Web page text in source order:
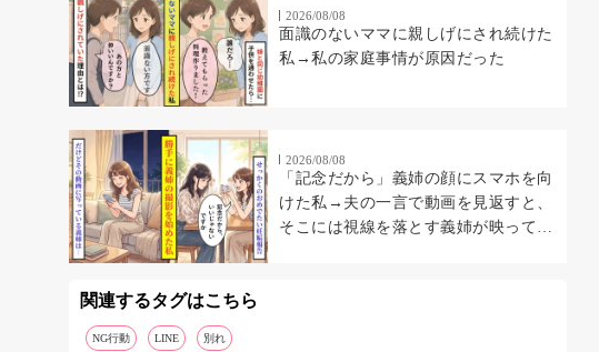
2026/08/08
面識のないママに親しげにされ続けた
私→私の家庭事情が原因だった
2026/08/08
「記念だから」義姉の顔にスマホを向
けた私→夫の一言で動画を見返すと、
そこには視線を落とす義姉が映ってい
関連するタグはこちら
NG行動 LINE 別れ